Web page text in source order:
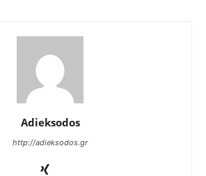
Adieksodos
http://adieksodos.gr